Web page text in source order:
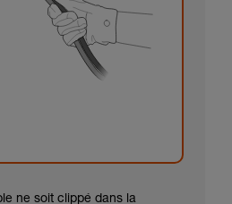
ne soit clippé dans la